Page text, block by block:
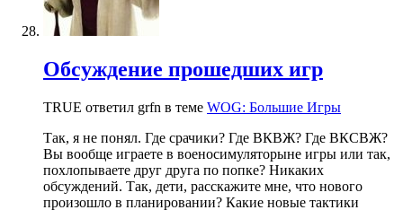
Обсуждение прошедших игр
TRUE ответил grfn в теме WOG: Большие Игры
Так, я не понял. Где срачики? Где ВКВЖ? Где ВКСВЖ?
Вы вообще играете в военосимуляторыне игры или так,
похлопываете друг друга по попке? Никаких
обсуждений. Так, дети, расскажите мне, что нового
произошло в планировании? Какие новые тактики